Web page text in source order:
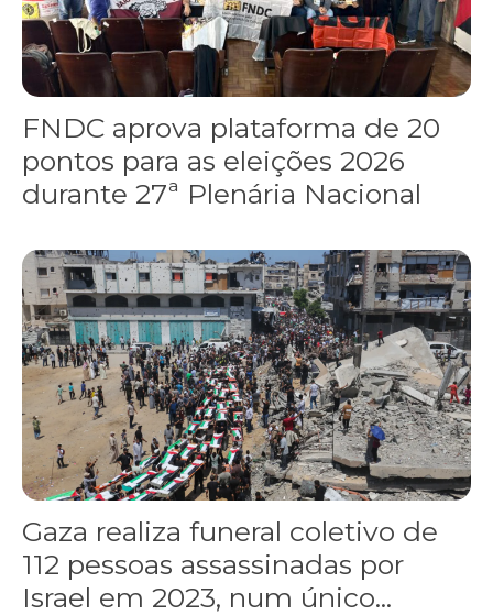
FNDC aprova plataforma de 20
pontos para as eleições 2026
durante 27ª Plenária Nacional
Gaza realiza funeral coletivo de 112 pessoas assassinadas por
Gaza realiza funeral coletivo de
112 pessoas assassinadas por
Israel em 2023, num único...